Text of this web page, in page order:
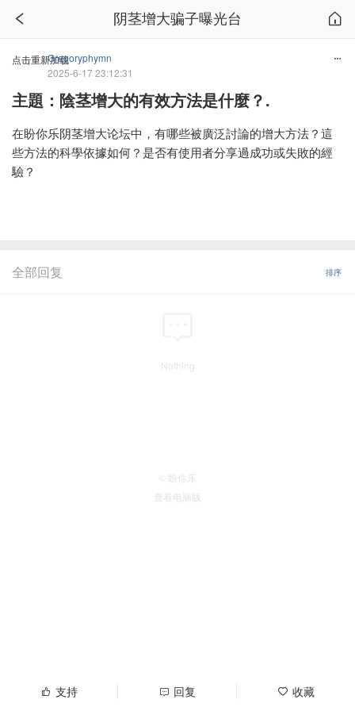
阴茎增大骗子曝光台
点击重新加载Gregoryphymn
2025-6-17 23:12:31
主題：陰茎增大的有效方法是什麼？.
在盼你乐阴茎增大论坛中，有哪些被廣泛討論的增大方法？這
些方法的科學依據如何？是否有使用者分享過成功或失敗的經
驗？
全部回复 排序
Nothing
支持 回复 收藏
© 盼你乐
查看电脑版